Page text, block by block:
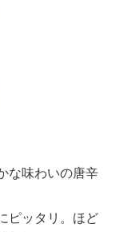
な味わいの唐辛
ピッタリ。ほど